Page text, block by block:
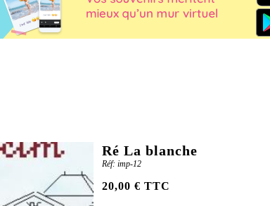
Ré La blanche
Réf: imp-12
20,00 € TTC